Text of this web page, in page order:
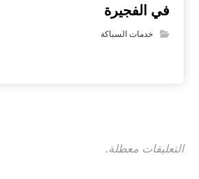
في الفجيرة
خدمات السباكة
التعليقات معطلة.